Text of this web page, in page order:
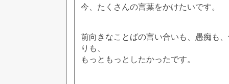
今、たくさんの言葉をかけたいです。
前向きなことばの言い合いも、愚痴も
りも、
もっともっとしたかったです。